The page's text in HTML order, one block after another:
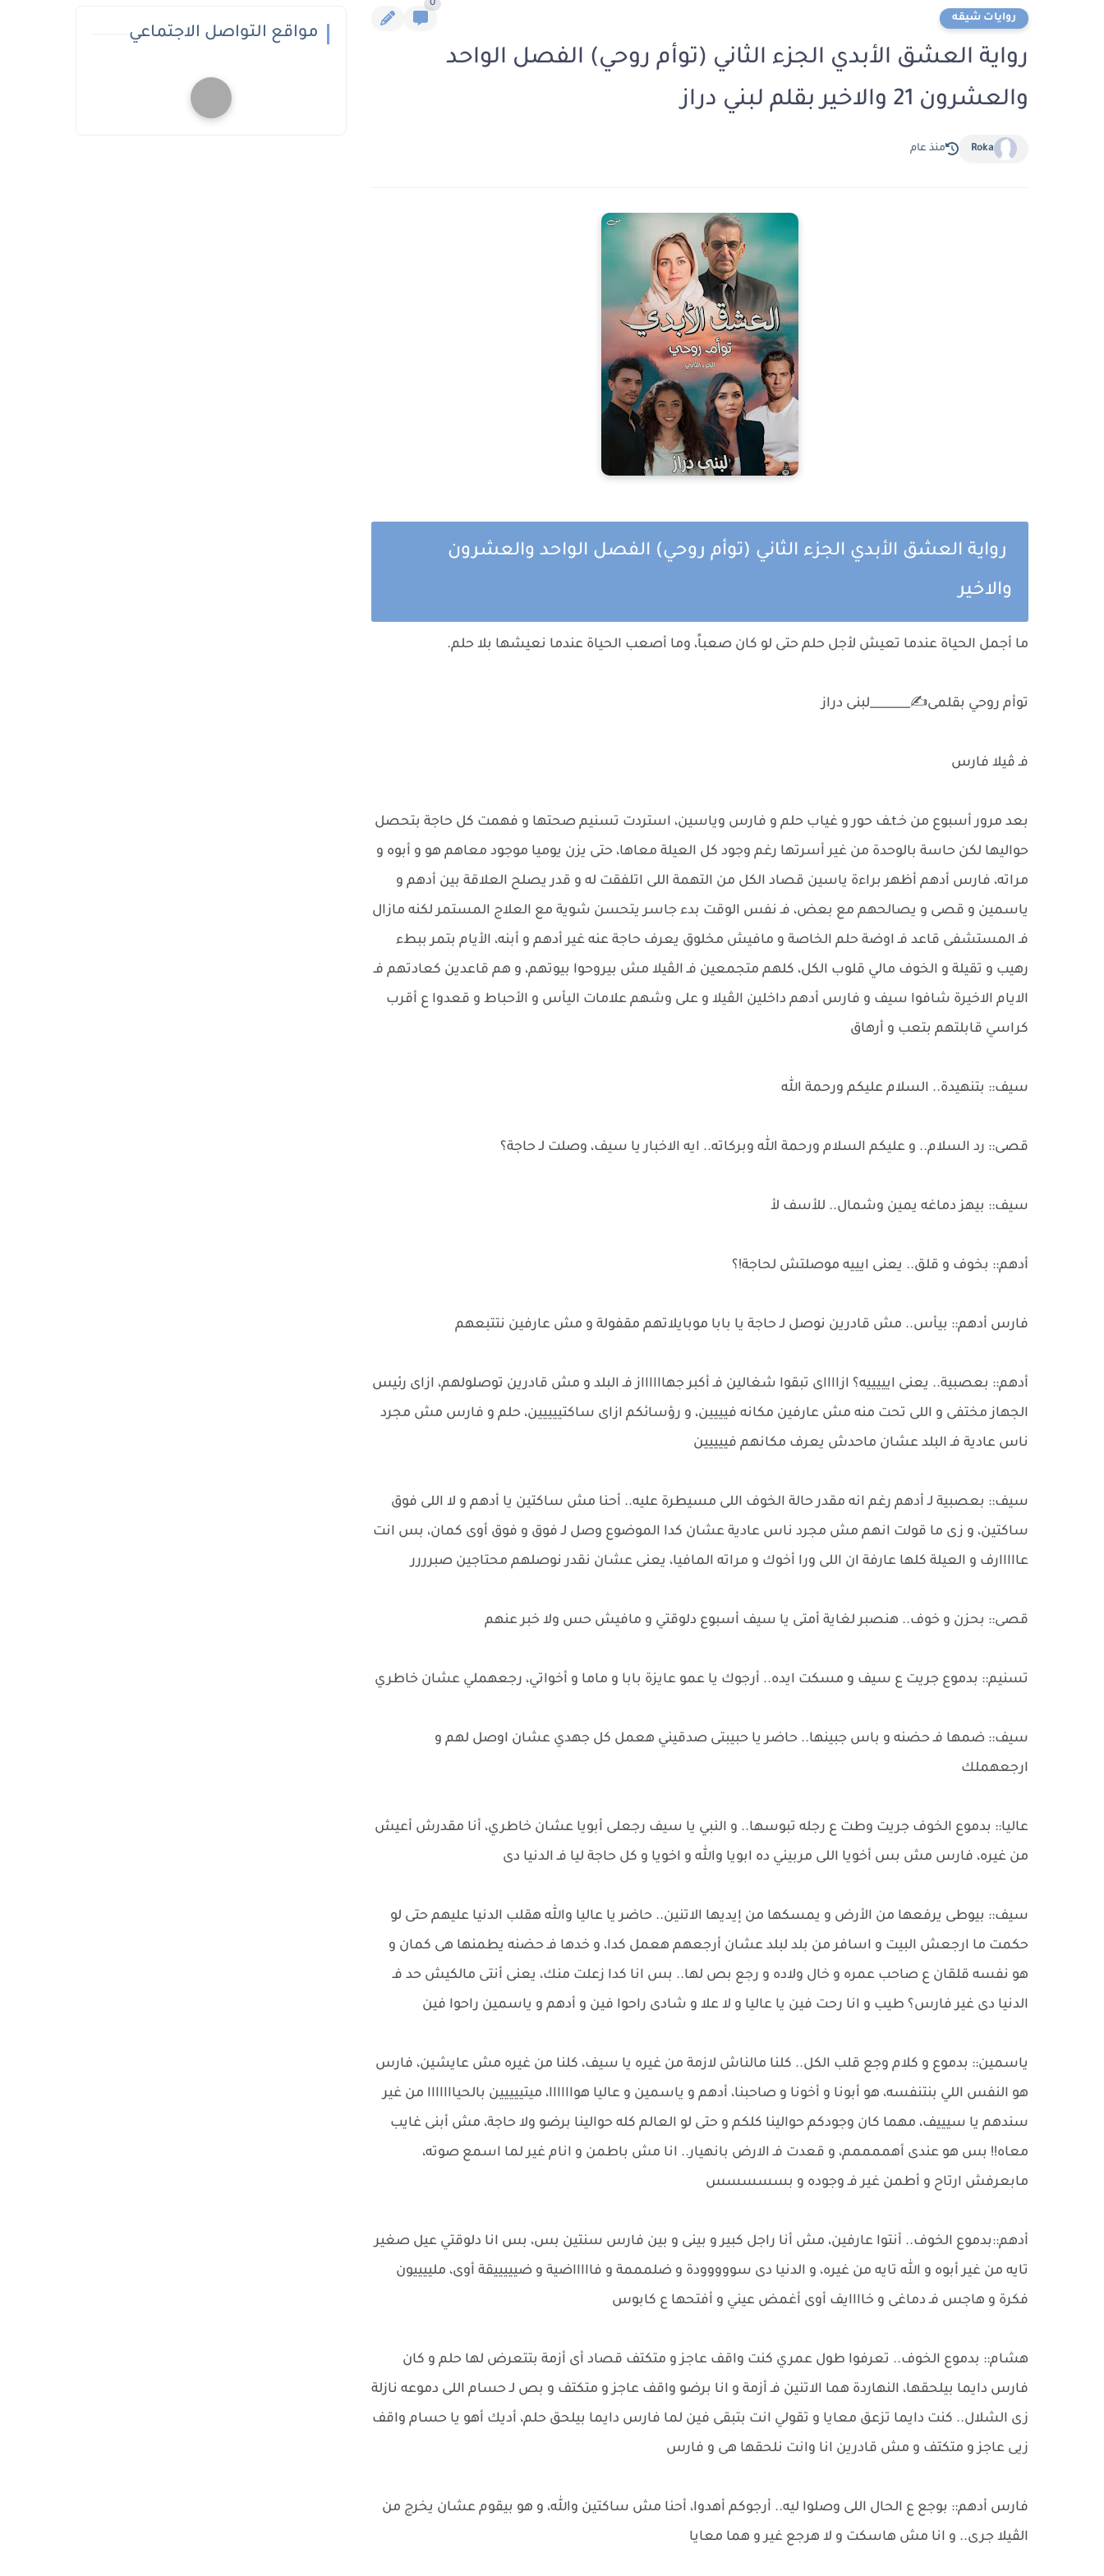
روايات شيقه
0
رواية العشق الأبدي الجزء الثاني (توأم روحي) الفصل الواحد
والعشرون 21 والاخير بقلم لبني دراز
Roka منذ عام
رواية العشق الأبدي الجزء الثاني (توأم روحي) الفصل الواحد والعشرون
والاخير
ما أجمل الحياة عندما تعيش لأجل حلم حتى لو كان صعباً، وما أصعب الحياة عندما نعيشها بلا حلم.
توأم روحي بقلمى✍️_______لبنى دراز
فـ ڤيلا فارس
بعد مرور أسبوع من خـtـف حور و غياب حلم و فارس وياسين، استردت تسنيم صحتها و فهمت كل حاجة بتحصل
حواليها لكن حاسة بالوحدة من غير أسرتها رغم وجود كل العيلة معاها، حتى يزن يوميا موجود معاهم هو و أبوه و
مراته، فارس أدهم أظهر براءة ياسين قصاد الكل من التهمة اللى اتلفقت له و قدر يصلح العلاقة بين أدهم و
ياسمين و قصى و يصالحهم مع بعض، فـ نفس الوقت بدء جاسر يتحسن شوية مع العلاج المستمر لكنه مازال
فـ المستشفى قاعد فـ اوضة حلم الخاصة و مافيش مخلوق يعرف حاجة عنه غير أدهم و أبنه، الأيام بتمر ببطء
رهيب و تقيلة و الخوف مالي قلوب الكل، كلهم متجمعين فـ الڤيلا مش بيروحوا بيوتهم، و هم قاعدين كعادتهم فـ
الايام الاخيرة شافوا سيف و فارس أدهم داخلين الڤيلا و على وشهم علامات اليأس و الأحباط و قعدوا ع أقرب
كراسي قابلتهم بتعب و أرهاق
سيف:: بتنهيدة.. السلام عليكم ورحمة الله
قصى:: رد السلام.. و عليكم السلام ورحمة الله وبركاته.. ايه الاخبار يا سيف، وصلت لـ حاجة؟
سيف:: بيهز دماغه يمين وشمال.. للأسف لأ
أدهم:: بخوف و قلق.. يعنى ايييه موصلتش لحاجة!؟
فارس أدهم:: بيأس.. مش قادرين نوصل لـ حاجة يا بابا موبايلاتهم مقفولة و مش عارفين نتتبعهم
أدهم:: بعصبية.. يعنى ايييييه؟ ازااااى تبقوا شغالين فـ أكبر جهااااااز فـ البلد و مش قادرين توصلولهم، ازاى رئيس
الجهاز مختفى و اللى تحت منه مش عارفين مكانه فيييين، و رؤسائكم ازاى ساكتييييين، حلم و فارس مش مجرد
ناس عادية فـ البلد عشان ماحدش يعرف مكانهم فييييين
سيف:: بعصبية لـ أدهم رغم انه مقدر حالة الخوف اللى مسيطرة عليه.. أحنا مش ساكتين يا أدهم و لا اللى فوق
ساكتين، و زى ما قولت انهم مش مجرد ناس عادية عشان كدا الموضوع وصل لـ فوق و فوق أوى كمان، بس انت
عااااارف و العيلة كلها عارفة ان اللى ورا أخوك و مراته المافيا، يعنى عشان نقدر نوصلهم محتاجين صبرررر
قصى:: بحزن و خوف.. هنصبر لغاية أمتى يا سيف أسبوع دلوقتي و مافيش حس ولا خبر عنهم
تسنيم:: بدموع جريت ع سيف و مسكت ايده.. أرجوك يا عمو عايزة بابا و ماما و أخواتي، رجعهملي عشان خاطري
سيف:: ضمها فـ حضنه و باس جبينها.. حاضر يا حبيبتى صدقيني هعمل كل جهدي عشان اوصل لهم و
ارجعهملك
عاليا:: بدموع الخوف جريت وطت ع رجله تبوسها.. و النبي يا سيف رجعلى أبويا عشان خاطري، أنا مقدرش أعيش
من غيره، فارس مش بس أخويا اللى مربيني ده ابويا والله و اخويا و كل حاجة ليا فـ الدنيا دى
سيف:: بيوطى يرفعها من الأرض و يمسكها من إيديها الاتنين.. حاضر يا عاليا والله هقلب الدنيا عليهم حتى لو
حكمت ما ارجعش البيت و اسافر من بلد لبلد عشان أرجعهم هعمل كدا، و خدها فـ حضنه يطمنها هى كمان و
هو نفسه قلقان ع صاحب عمره و خال ولاده و رجع بص لها.. بس انا كدا زعلت منك، يعنى أنتى مالكيش حد فـ
الدنيا دى غير فارس؟ طيب و انا رحت فين يا عاليا و لا علا و شادى راحوا فين و أدهم و ياسمين راحوا فين
ياسمين:: بدموع و كلام وجع قلب الكل.. كلنا مالناش لازمة من غيره يا سيف، كلنا من غيره مش عايشين، فارس
هو النفس اللي بنتنفسه، هو أبونا و أخونا و صاحبنا، أدهم و ياسمين و عاليا هواااااا، ميتييييين بالحيااااااا من غير
سندهم يا سيييف، مهما كان وجودكم حوالينا كلكم و حتى لو العالم كله حوالينا برضو ولا حاجة، مش أبنى غايب
معاه!! بس هو عندى أهممممم، و قعدت فـ الارض بانهيار.. انا مش باطمن و انام غير لما اسمع صوته،
مابعرفش ارتاح و أطمن غير فـ وجوده و بسسسسس
أدهم::بدموع الخوف.. أنتوا عارفين، مش أنا راجل كبير و بينى و بين فارس سنتين بس، بس انا دلوقتي عيل صغير
تايه من غير أبوه و الله تايه من غيره، و الدنيا دى سووووودة و ضلمممة و فاااااضية و ضيييييقة أوى، ملييييون
فكرة و هاجس فـ دماغى و خاااايف أوى أغمض عيني و أفتحها ع كابوس
هشام:: بدموع الخوف.. تعرفوا طول عمري كنت واقف عاجز و متكتف قصاد أى أزمة بتتعرض لها حلم و كان
فارس دايما بيلحقها، النهاردة هما الاتنين فـ أزمة و انا برضو واقف عاجز و متكتف و بص لـ حسام اللى دموعه نازلة
زى الشلال.. كنت دايما تزعق معايا و تقولي انت بتبقى فين لما فارس دايما بيلحق حلم، أديك أهو يا حسام واقف
زيى عاجز و متكتف و مش قادرين انا وانت نلحقها هى و فارس
فارس أدهم:: بوجع ع الحال اللى وصلوا ليه.. أرجوكم أهدوا، أحنا مش ساكتين والله، و هو بيقوم عشان يخرج من
الڤيلا جرى.. و انا مش هاسكت و لا هرجع غير و هما معايا
مواقع التواصل الاجتماعي